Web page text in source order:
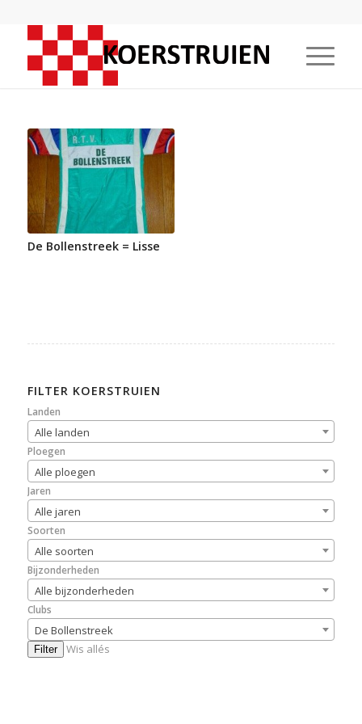
De Bollenstreek = Lisse
FILTER KOERSTRUIEN
Landen
Alle landen
Ploegen
Alle ploegen
Jaren
Alle jaren
Soorten
Alle soorten
Bijzonderheden
Alle bijzonderheden
Clubs
De Bollenstreek
Filter Wis allés